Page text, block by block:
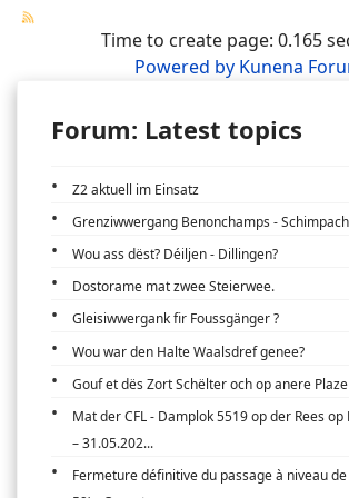
Time to create page: 0.165
Powered by Kunena
Forum: Latest topics
Z2 aktuell im Einsatz
Grenziwwergang Benonchamps -
Wou ass dëst? Déiljen - Dillingen?
Dostorame mat zwee Steierwee.
Gleisiwwergank fir Foussgänger ?
Wou war den Halte Waalsdref genee?
Gouf et dës Zort Schëlter och op anere
Mat der CFL - Damplok 5519 op der Rees op
– 31.05.202...
Fermeture définitive du passage à niveau